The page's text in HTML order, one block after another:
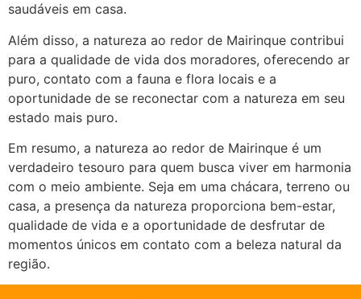
saudáveis em casa.
Além disso, a natureza ao redor de Mairinque contribui
para a qualidade de vida dos moradores, oferecendo ar
puro, contato com a fauna e flora locais e a
oportunidade de se reconectar com a natureza em seu
estado mais puro.
Em resumo, a natureza ao redor de Mairinque é um
verdadeiro tesouro para quem busca viver em harmonia
com o meio ambiente. Seja em uma chácara, terreno ou
casa, a presença da natureza proporciona bem-estar,
qualidade de vida e a oportunidade de desfrutar de
momentos únicos em contato com a beleza natural da
região.